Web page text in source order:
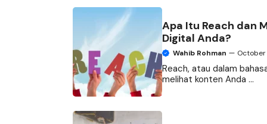
Apa Itu Reach dan
Digital Anda?
Wahib Rohman October
Reach, atau dalam
melihat konten Anda ...